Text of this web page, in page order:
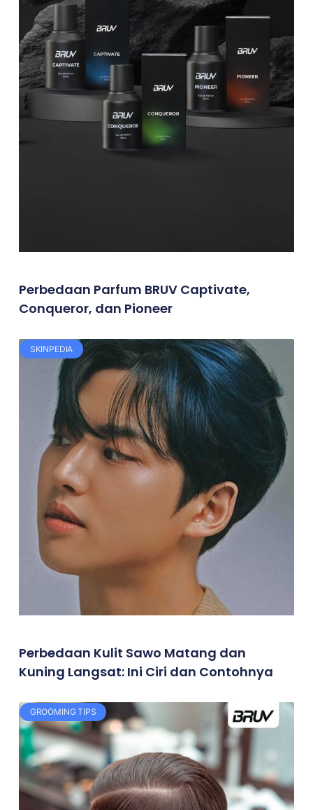
Perbedaan Parfum BRUV Captivate,
Conqueror, dan Pioneer
SKINPEDIA
Perbedaan Kulit Sawo Matang dan
Kuning Langsat: Ini Ciri dan Contohnya
GROOMING TIPS